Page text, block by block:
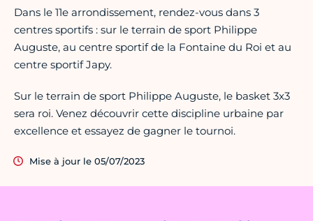
Dans le 11e arrondissement, rendez-vous dans 3
centres sportifs : sur le terrain de sport Philippe
Auguste, au centre sportif de la Fontaine du Roi et au
centre sportif Japy.
Sur le terrain de sport Philippe Auguste, le basket 3x3
sera roi. Venez découvrir cette discipline urbaine par
excellence et essayez de gagner le tournoi.
Mise à jour le 05/07/2023